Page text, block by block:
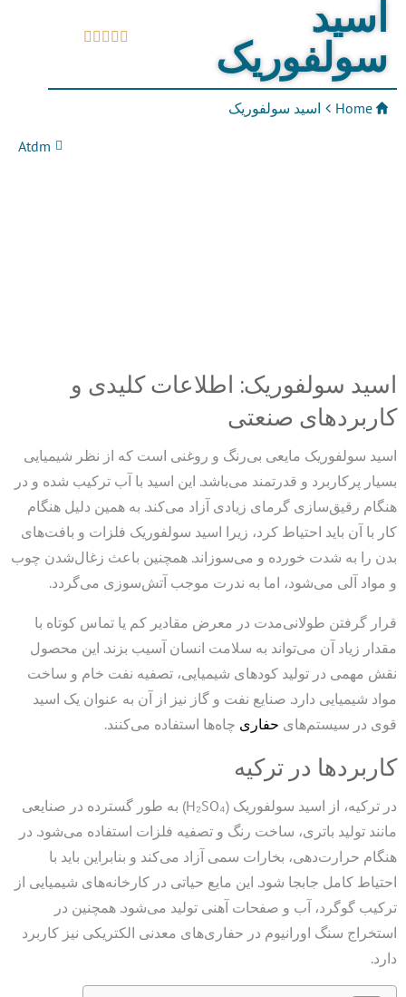
اسید
سولفوریک 




Home اسید سولفوریک
Atdm
اسید سولفوریک: اطلاعات کلیدی و
کاربردهای صنعتی
اسید سولفوریک مایعی بی‌رنگ و روغنی است که از نظر شیمیایی
بسیار پرکاربرد و قدرتمند می‌باشد. این اسید با آب ترکیب شده و در
هنگام رقیق‌سازی گرمای زیادی آزاد می‌کند. به همین دلیل هنگام
کار با آن باید احتیاط کرد، زیرا اسید سولفوریک فلزات و بافت‌های
بدن را به‌ شدت خورده و می‌سوزاند. همچنین باعث زغال‌شدن چوب
و مواد آلی می‌شود، اما به ندرت موجب آتش‌سوزی می‌گردد.
قرار گرفتن طولانی‌مدت در معرض مقادیر کم یا تماس کوتاه با
مقدار زیاد آن می‌تواند به سلامت انسان آسیب بزند. این محصول
نقش مهمی در تولید کودهای شیمیایی، تصفیه نفت خام و ساخت
مواد شیمیایی دارد. صنایع نفت و گاز نیز از آن به عنوان یک اسید
قوی در سیستم‌های حفاری چاه‌ها استفاده می‌کنند.
کاربردها در ترکیه
در ترکیه، از اسید سولفوریک (H₂SO₄) به طور گسترده در صنایعی
مانند تولید باتری، ساخت رنگ و تصفیه فلزات استفاده می‌شود. در
هنگام حرارت‌دهی، بخارات سمی آزاد می‌کند و بنابراین باید با
احتیاط کامل جابجا شود. این مایع حیاتی در کارخانه‌های شیمیایی از
ترکیب گوگرد، آب و صفحات آهنی تولید می‌شود. همچنین در
استخراج سنگ اورانیوم در حفاری‌های معدنی الکتریکی نیز کاربرد
دارد.